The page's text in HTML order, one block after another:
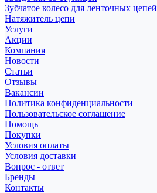
Зубчатое колесо для ленточных цепей
Натяжитель цепи
Услуги
Акции
Компания
Новости
Статьи
Отзывы
Вакансии
Политика конфиденциальности
Пользовательское соглашение
Помощь
Покупки
Условия оплаты
Условия доставки
Вопрос - ответ
Бренды
Контакты